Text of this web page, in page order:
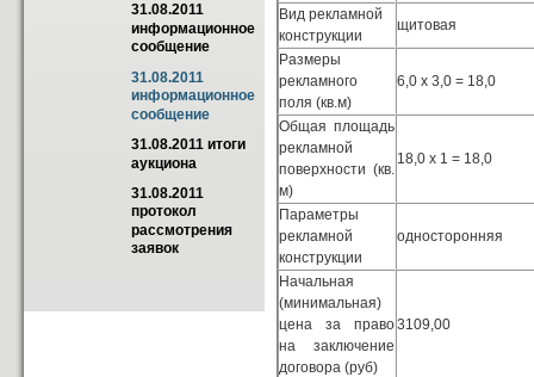
31.08.2011
информационное
сообщение
31.08.2011
информационное
сообщение
31.08.2011 итоги
аукциона
31.08.2011
протокол
рассмотрения
заявок
Вид рекламной
конструкции
щитовая
Размеры
рекламного
поля (кв.м)
6,0 х 3,0 = 18,0
Общая площадь
рекламной
поверхности (кв.
м)
18,0 х 1 = 18,0
Параметры
рекламной
конструкции
односторонняя
Начальная
(минимальная)
цена за право
на заключение
договора (руб)
3109,00